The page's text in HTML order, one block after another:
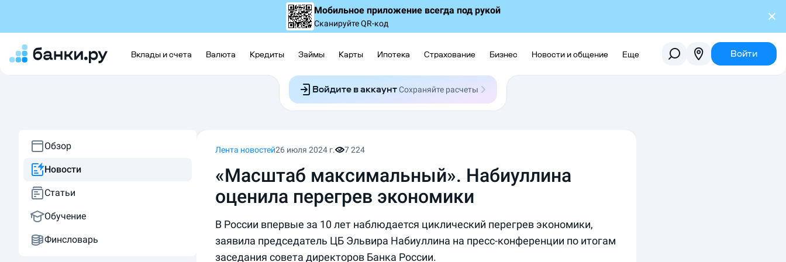
Мобильное приложение всегда под рукой
Сканируйте QR-код
Вклады и счета Валюта Кредиты Займы Карты Ипотека Страхование Бизнес Новости и общение Еще Войти
Войдите в аккаунтСохраняйте расчеты
Участвуйте в акциях
Обзор
Новости
Статьи
Обучение
Финсловарь
Лента новостей26 июля 2024 г. 7 224
«Масштаб максимальный». Набиуллина
оценила перегрев экономики
В России впервые за 10 лет наблюдается циклический перегрев экономики,
заявила председатель ЦБ Эльвира Набиуллина на пресс-конференции по итогам
заседания совета директоров Банка России.